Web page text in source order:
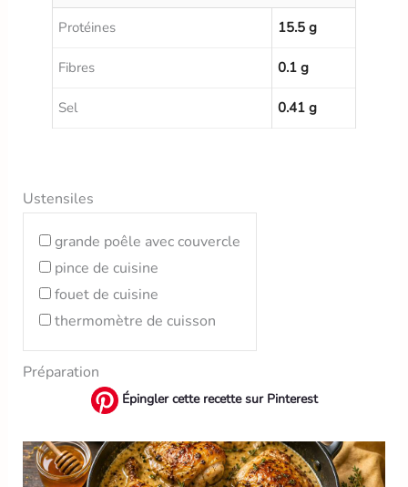
Protéines 15.5 g
Fibres 0.1 g
Sel 0.41 g
Ustensiles
grande poêle avec couvercle
pince de cuisine
fouet de cuisine
thermomètre de cuisson
Préparation
Épingler cette recette sur Pinterest